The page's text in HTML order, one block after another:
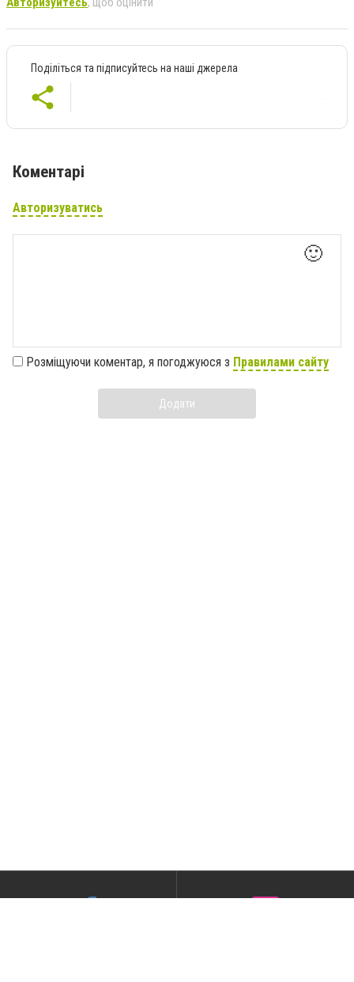
Поділіться та підписуйтесь на наші джерела
Коментарі
Авторизуватись
🙂
Розміщуючи коментар, я погоджуюся з Правилами сайту
Додати